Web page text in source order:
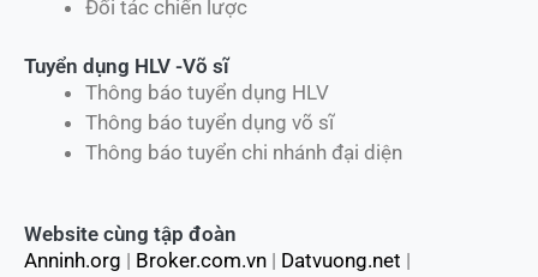
Đối tác chiến lược
Tuyển dụng HLV -Võ sĩ
Thông báo tuyển dụng HLV
Thông báo tuyển dụng võ sĩ
Thông báo tuyển chi nhánh đại diện
Website cùng tập đoàn
Anninh.org | Broker.com.vn | Datvuong.net |